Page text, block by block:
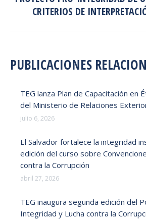
siguiente:
CRITERIOS DE
PUBLICACIONES
TEG lanza Plan de Capacitación en
del Ministerio de Relaciones
julio 6, 2026
El Salvador fortalece la integridad
edición del curso sobre
contra la Corrupción
abril 27, 2026
TEG inaugura segunda edición del
Integridad y Lucha contra la